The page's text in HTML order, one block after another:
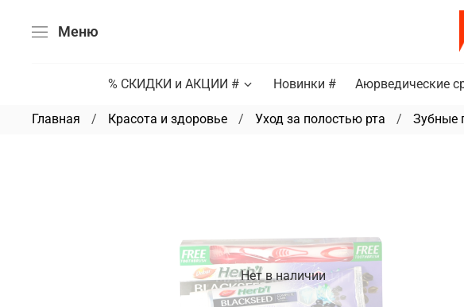
Меню
% СКИДКИ и АКЦИИ # Новинки # Аюрведические
Главная Красота и здоровье Уход за полостью рта Зубные
Нет в наличии